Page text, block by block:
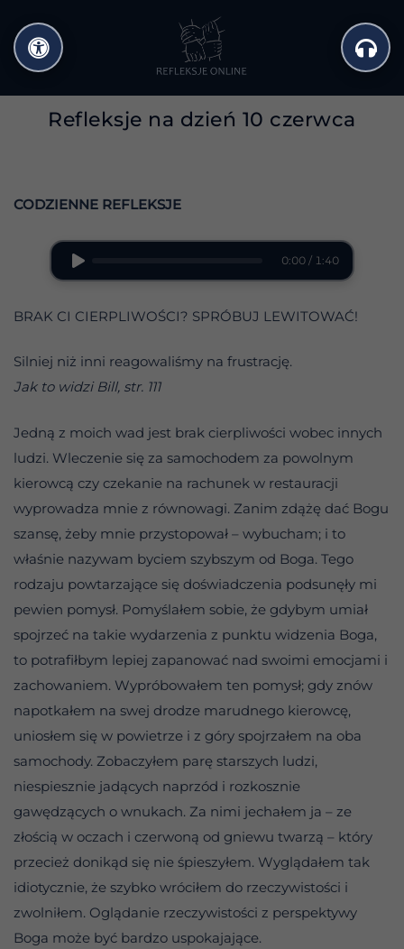
do
treści
Refleksje na dzień 10 czerwca
CODZIENNE REFLEKSJE
0:00 / 1:40
BRAK CI CIERPLIWOŚCI? SPRÓBUJ LEWITOWAĆ!
Silniej niż inni reagowaliśmy na frustrację.
Jak to widzi Bill, str. 111
Jedną z moich wad jest brak cierpliwości wobec innych
ludzi. Wleczenie się za samochodem za powolnym
kierowcą czy czekanie na rachunek w restauracji
wyprowadza mnie z równowagi. Zanim zdążę dać Bogu
szansę, żeby mnie przystopował – wybucham; i to
właśnie nazywam byciem szybszym od Boga. Tego
rodzaju powtarzające się doświadczenia podsunęły mi
pewien pomysł. Pomyślałem sobie, że gdybym umiał
spojrzeć na takie wydarzenia z punktu widzenia Boga,
to potrafiłbym lepiej zapanować nad swoimi emocjami i
zachowaniem. Wypróbowałem ten pomysł; gdy znów
napotkałem na swej drodze marudnego kierowcę,
uniosłem się w powietrze i z góry spojrzałem na oba
samochody. Zobaczyłem parę starszych ludzi,
niespiesznie jadących naprzód i rozkosznie
gawędzących o wnukach. Za nimi jechałem ja – ze
złością w oczach i czerwoną od gniewu twarzą – który
przecież donikąd się nie śpieszyłem. Wyglądałem tak
idiotycznie, że szybko wróciłem do rzeczywistości i
zwolniłem. Oglądanie rzeczywistości z perspektywy
Boga może być bardzo uspokajające.